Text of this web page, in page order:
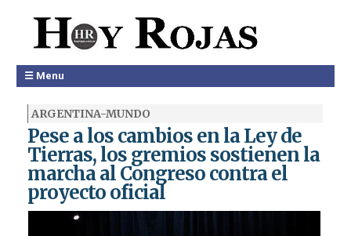
☰ Menu
ARGENTINA-MUNDO
Pese a los cambios en la Ley de
Tierras, los gremios sostienen la
marcha al Congreso contra el
proyecto oficial